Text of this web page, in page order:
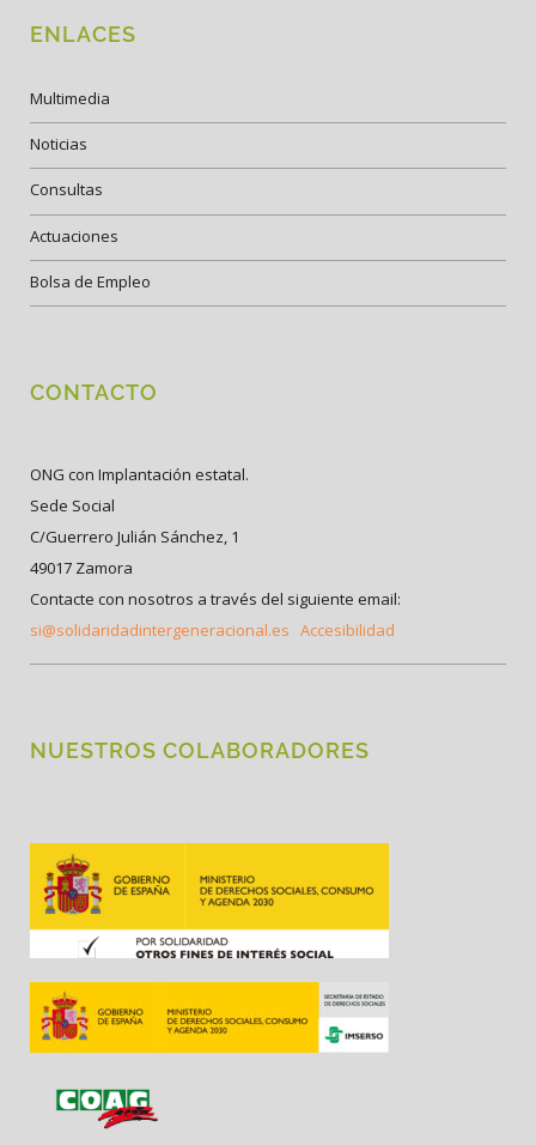
ENLACES
Multimedia
Noticias
Consultas
Actuaciones
Bolsa de Empleo
CONTACTO
ONG con Implantación estatal.
Sede Social
C/Guerrero Julián Sánchez, 1
49017 Zamora
Contacte con nosotros a través del siguiente email:
si@solidaridadintergeneracional.es Accesibilidad
NUESTROS COLABORADORES